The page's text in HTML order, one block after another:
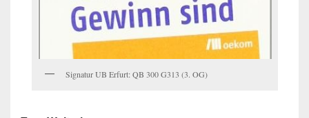
Signatur UB Erfurt: QB 300 G313 (3. OG)